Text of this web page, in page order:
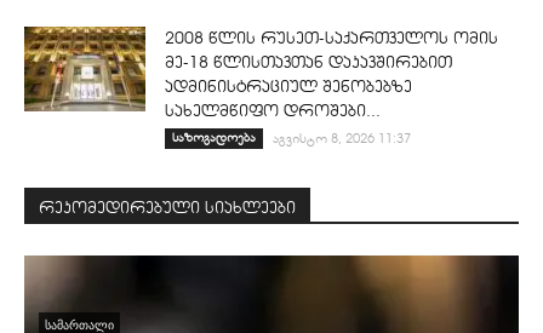
2008 წლის რუსეთ-საქართველოს ომის
მე-18 წლისთავთან დაკავშირებით
ადმინისტრაციულ შენობებზე
სახელმწიფო დროშები...
საზოგადოება აგვისტო 8, 2026 11:37
რეკომედირებული სიახლეები
ᲡᲐᲛᲐᲠᲗᲐᲚᲘ